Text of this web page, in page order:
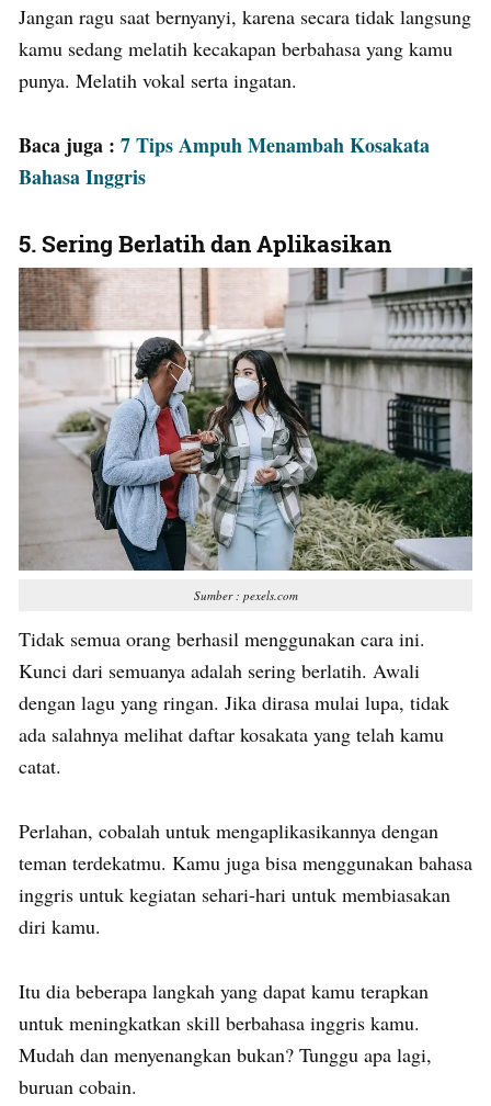
Jangan ragu saat bernyanyi, karena secara tidak langsung
kamu sedang melatih kecakapan berbahasa yang kamu
punya. Melatih vokal serta ingatan.
Baca juga : 7 Tips Ampuh Menambah Kosakata
Bahasa Inggris
5. Sering Berlatih dan Aplikasikan
Sumber : pexels.com
Tidak semua orang berhasil menggunakan cara ini.
Kunci dari semuanya adalah sering berlatih. Awali
dengan lagu yang ringan. Jika dirasa mulai lupa, tidak
ada salahnya melihat daftar kosakata yang telah kamu
catat.
Perlahan, cobalah untuk mengaplikasikannya dengan
teman terdekatmu. Kamu juga bisa menggunakan bahasa
inggris untuk kegiatan sehari-hari untuk membiasakan
diri kamu.
Itu dia beberapa langkah yang dapat kamu terapkan
untuk meningkatkan skill berbahasa inggris kamu.
Mudah dan menyenangkan bukan? Tunggu apa lagi,
buruan cobain.